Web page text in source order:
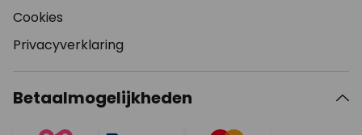
Cookies
Privacyverklaring
Betaalmogelijkheden